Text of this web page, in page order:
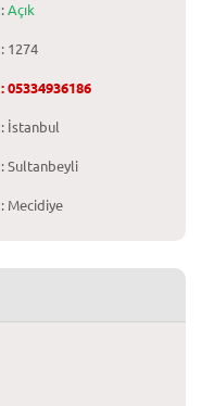
: Açık
: 1274
: 05334936186
: İstanbul
: Sultanbeyli
: Mecidiye